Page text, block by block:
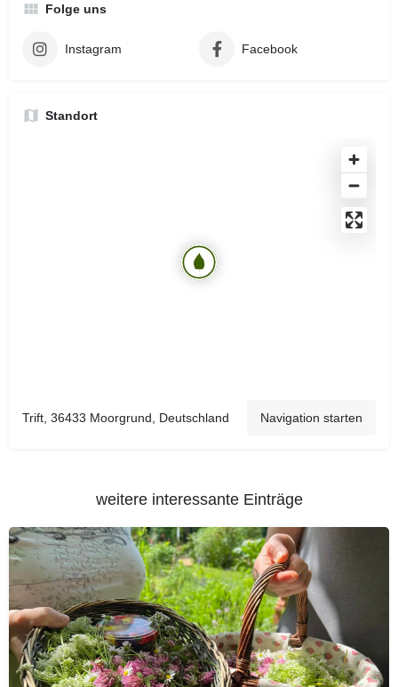
Folge uns
Instagram Facebook
Standort
Trift, 36433 Moorgrund, Deutschland Navigation starten
weitere interessante Einträge